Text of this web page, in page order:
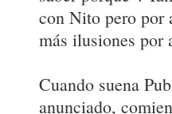
con Nito pero por
más ilusiones por
Cuando suena
anunciado,